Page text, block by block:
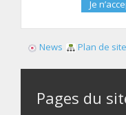
News Plan de site
Pages du